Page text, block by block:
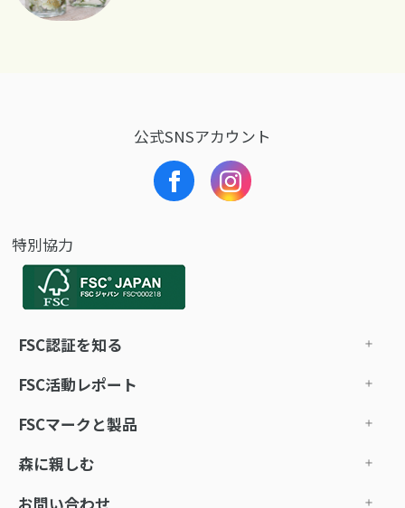
公式SNSアカウント
特別協力
FSC認証を知る
FSC活動レポート
FSCマークと製品
森に親しむ
お問い合わせ